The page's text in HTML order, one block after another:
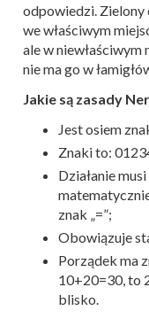
odpowiedzi. Zielony
we właściwym
ale w niewłaściwym
nie ma go w
Jakie są zasady
Jest osiem
Znaki to:
Działanie
znak „=”;
Obowiązuje
Porządek ma
10+20=30, to
blisko.